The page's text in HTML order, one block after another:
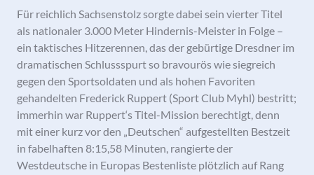
Für reichlich Sachsenstolz sorgte dabei sein vierter Titel
als nationaler 3.000 Meter Hindernis-Meister in Folge –
ein taktisches Hitzerennen, das der gebürtige Dresdner im
dramatischen Schlussspurt so bravourös wie siegreich
gegen den Sportsoldaten und als hohen Favoriten
gehandelten Frederick Ruppert (Sport Club Myhl) bestritt;
immerhin war Ruppert‘s Titel-Mission berechtigt, denn
mit einer kurz vor den „Deutschen“ aufgestellten Bestzeit
in fabelhaften 8:15,58 Minuten, rangierte der
Westdeutsche in Europas Bestenliste plötzlich auf Rang